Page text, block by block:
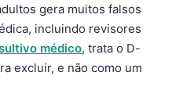
gera muitos falsos
incluindo revisores
médico, trata o D-
excluir, e não como um